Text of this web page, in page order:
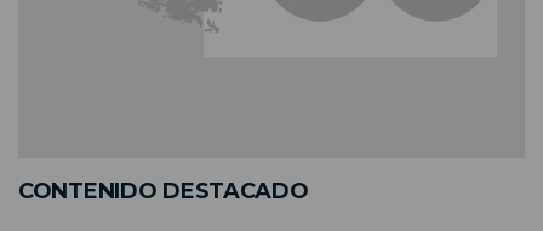
CONTENIDO DESTACADO